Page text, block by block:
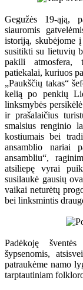
Gegužės 19-ąją,
siauromis
istoriją, skubėjome
susitikti su lietuvių
pakili atmosfera,
patiekalai, kuriuos
„Paukščių takas“
kelią po penkių
linksmybės
ir prašalaičius
smalsius renginio
kostiumais bei
ansamblio nariai
ansambliu“,
atsiliepę vyrai
susilaukė gausių
vaikai neturėtų
bei linksmintis
Padėkoję
šypsenomis,
patraukėme namo
tarptautiniam